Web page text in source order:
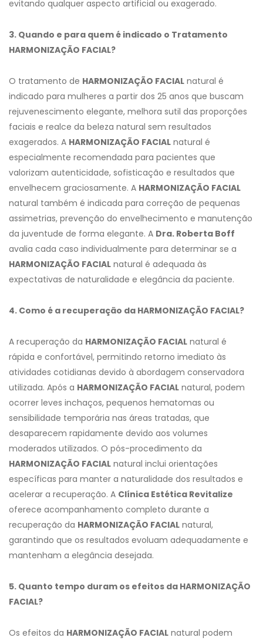
evitando qualquer aspecto artificial ou exagerado.
3. Quando e para quem é indicado o Tratamento
HARMONIZAÇÃO FACIAL?
O tratamento de HARMONIZAÇÃO FACIAL natural é
indicado para mulheres a partir dos 25 anos que buscam
rejuvenescimento elegante, melhora sutil das proporções
faciais e realce da beleza natural sem resultados
exagerados. A HARMONIZAÇÃO FACIAL natural é
especialmente recomendada para pacientes que
valorizam autenticidade, sofisticação e resultados que
envelhecem graciosamente. A HARMONIZAÇÃO FACIAL
natural também é indicada para correção de pequenas
assimetrias, prevenção do envelhecimento e manutenção
da juventude de forma elegante. A Dra. Roberta Boff
avalia cada caso individualmente para determinar se a
HARMONIZAÇÃO FACIAL natural é adequada às
expectativas de naturalidade e elegância da paciente.
4. Como é a recuperação da HARMONIZAÇÃO FACIAL?
A recuperação da HARMONIZAÇÃO FACIAL natural é
rápida e confortável, permitindo retorno imediato às
atividades cotidianas devido à abordagem conservadora
utilizada. Após a HARMONIZAÇÃO FACIAL natural, podem
ocorrer leves inchaços, pequenos hematomas ou
sensibilidade temporária nas áreas tratadas, que
desaparecem rapidamente devido aos volumes
moderados utilizados. O pós-procedimento da
HARMONIZAÇÃO FACIAL natural inclui orientações
específicas para manter a naturalidade dos resultados e
acelerar a recuperação. A Clínica Estética Revitalize
oferece acompanhamento completo durante a
recuperação da HARMONIZAÇÃO FACIAL natural,
garantindo que os resultados evoluam adequadamente e
mantenham a elegância desejada.
5. Quanto tempo duram os efeitos da HARMONIZAÇÃO
FACIAL?
Os efeitos da HARMONIZAÇÃO FACIAL natural podem